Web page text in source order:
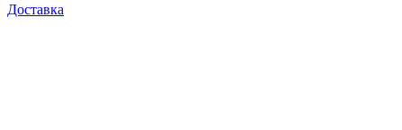
Доставка